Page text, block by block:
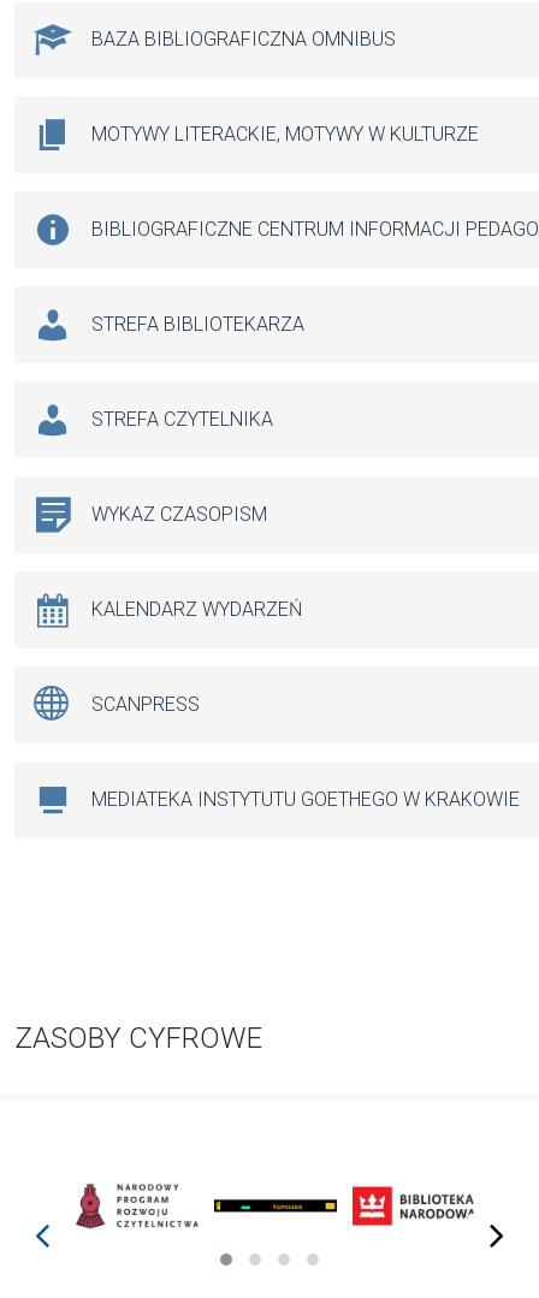
BAZA BIBLIOGRAFICZNA OMNIBUS
MOTYWY LITERACKIE, MOTYWY W KULTURZE
BIBLIOGRAFICZNE CENTRUM INFORMACJI
STREFA BIBLIOTEKARZA
STREFA CZYTELNIKA
WYKAZ CZASOPISM
KALENDARZ WYDARZEŃ
SCANPRESS
MEDIATEKA INSTYTUTU GOETHEGO W KRAKOWIE
ZASOBY CYFROWE
prev next